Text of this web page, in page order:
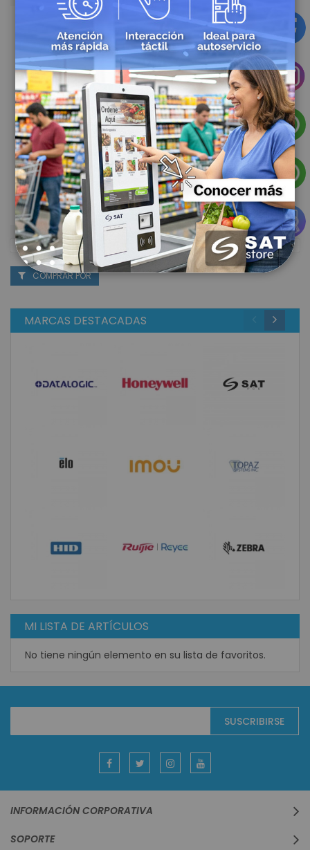
Sku: 4748
Digitalizador de Firmas Topaz T TD-LBK070VA Gemview
$2.737.571,34
COMPRAR POR
MARCAS DESTACADAS
MI LISTA DE ARTÍCULOS
No tiene ningún elemento en su lista de favoritos.
boletín
SUSCRIBIRSE
INFORMACIÓN CORPORATIVA
SOPORTE